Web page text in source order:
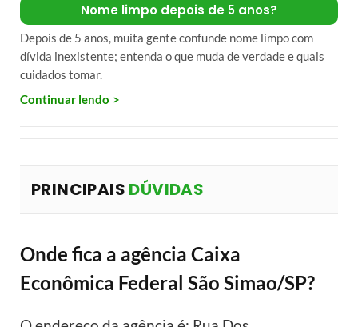
Nome limpo depois de 5 anos?
Depois de 5 anos, muita gente confunde nome limpo com
dívida inexistente; entenda o que muda de verdade e quais
cuidados tomar.
Continuar lendo
PRINCIPAIS DÚVIDAS
Onde fica a agência Caixa
Econômica Federal São Simao/SP?